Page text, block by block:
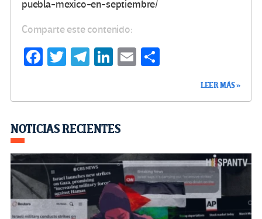
puebla-mexico-en-septiembre/
Comparte este contenido:
Fa
o
k
T
Te
m
Li
n
E
tir
LEER MÁS »
NOTICIAS RECIENTES